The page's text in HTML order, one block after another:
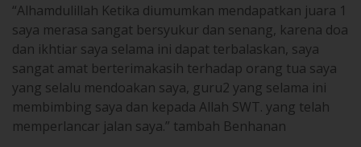
“Alhamdulillah Ketika diumumkan mendapatkan juara 1
saya merasa sangat bersyukur dan senang, karena doa
dan ikhtiar saya selama ini dapat terbalaskan, saya
sangat amat berterimakasih terhadap orang tua saya
yang selalu mendoakan saya, guru2 yang selama ini
membimbing saya dan kepada Allah SWT. yang telah
memperlancar jalan saya.” tambah Benhanan